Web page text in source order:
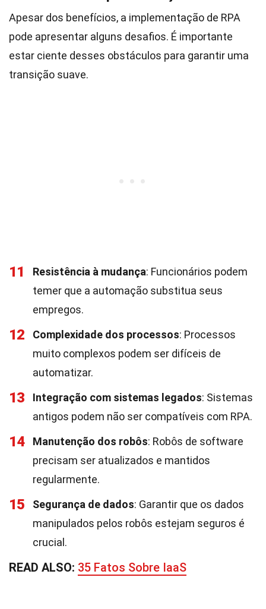
Apesar dos benefícios, a implementação de RPA
pode apresentar alguns desafios. É importante
estar ciente desses obstáculos para garantir uma
transição suave.
11 Resistência à mudança: Funcionários podem
temer que a automação substitua seus
empregos.
12 Complexidade dos processos: Processos
muito complexos podem ser difíceis de
automatizar.
13 Integração com sistemas legados: Sistemas
antigos podem não ser compatíveis com RPA.
14 Manutenção dos robôs: Robôs de software
precisam ser atualizados e mantidos
regularmente.
15 Segurança de dados: Garantir que os dados
manipulados pelos robôs estejam seguros é
crucial.
READ ALSO: 35 Fatos Sobre IaaS